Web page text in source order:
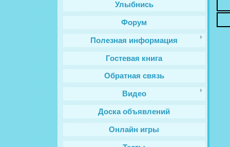
Улыбнись
Форум
Полезная информация
Гостевая книга
Обратная связь
Видео
Доска объявлений
Онлайн игры